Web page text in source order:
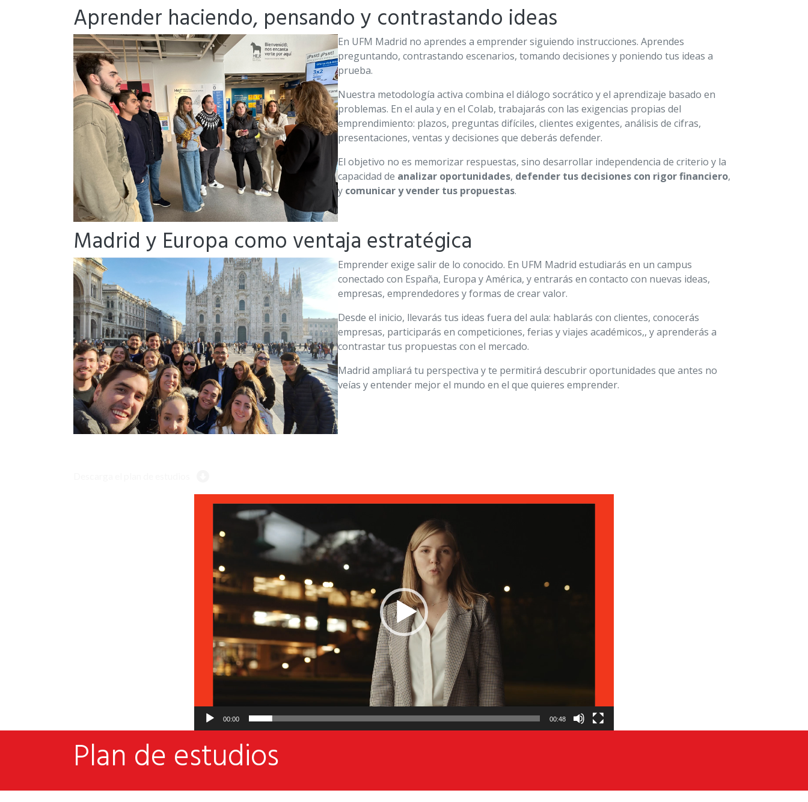
Aprender haciendo, pensando y contrastando ideas
En UFM Madrid no aprendes a emprender siguiendo instrucciones. Aprendes
preguntando, contrastando escenarios, tomando decisiones y poniendo tus ideas a
prueba.
Nuestra metodología activa combina el diálogo socrático y el aprendizaje basado en
problemas. En el aula y en el Colab, trabajarás con las exigencias propias del
emprendimiento: plazos, preguntas difíciles, clientes exigentes, análisis de cifras,
presentaciones, ventas y decisiones que deberás defender.
El objetivo no es memorizar respuestas, sino desarrollar independencia de criterio y la
capacidad de analizar oportunidades, defender tus decisiones con rigor financiero,
y comunicar y vender tus propuestas.
Madrid y Europa como ventaja estratégicaEmprender exige salir de lo conocido. En UFM Madrid estudiarás en un campus
conectado con España, Europa y América, y entrarás en contacto con nuevas ideas,
empresas, emprendedores y formas de crear valor.
Desde el inicio, llevarás tus ideas fuera del aula: hablarás con clientes, conocerás
empresas, participarás en competiciones, ferias y viajes académicos,, y aprenderás a
contrastar tus propuestas con el mercado.
Madrid ampliará tu perspectiva y te permitirá descubrir oportunidades que antes no
veías y entender mejor el mundo en el que quieres emprender.
Reproductor
00:00 00:48
Plan de estudios